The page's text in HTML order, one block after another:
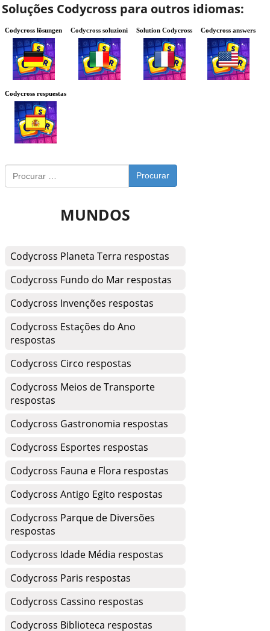
Soluções Codycross para outros idiomas:
Codycross lösungen Codycross soluzioni Solution Codycross Codycross answers
Codycross respuestas
Procurar
MUNDOS
Codycross Planeta Terra respostas
Codycross Fundo do Mar respostas
Codycross Invenções respostas
Codycross Estações do Ano
respostas
Codycross Circo respostas
Codycross Meios de Transporte
respostas
Codycross Gastronomia respostas
Codycross Esportes respostas
Codycross Fauna e Flora respostas
Codycross Antigo Egito respostas
Codycross Parque de Diversões
respostas
Codycross Idade Média respostas
Codycross Paris respostas
Codycross Cassino respostas
Codycross Biblioteca respostas